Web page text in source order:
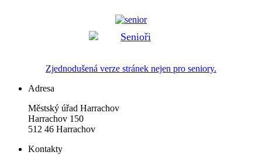
Zjednodušená verze stránek nejen pro seniory.
Adresa
Městský úřad Harrachov
Harrachov 150
512 46 Harrachov
Kontakty